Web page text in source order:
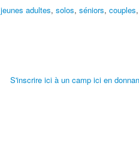
jeunes adultes, solos, séniors, couples
S'inscrire ici à un camp ici en